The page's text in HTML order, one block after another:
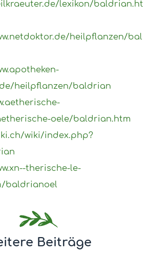
lexikon/baldrian.ht
heilpflanzen/bal
heilpflanzen/baldrian
oele/baldrian.htm
wiki/index.php?
therische-le-
baldrianoel
Beiträge